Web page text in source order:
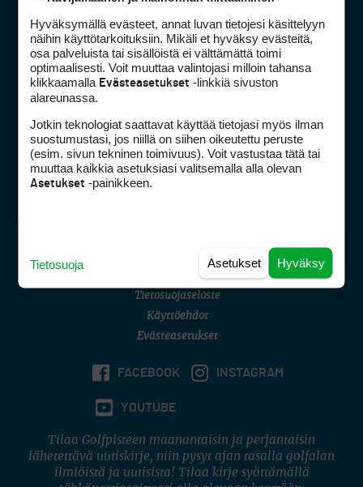
Golfpiste mediakortti
Golfpisteen yhteystiedot
DSA avoimuusraportti
Asiakaspalvelu
(digi) digi@otavamedia.fi
Tietosuojaseloste
Käyttöehdot
Evästeasetukset
FACEBOOK INSTAGRAM
YOUTUBE
Tilaa Golfpisteen maanantaisin ja perjantaisin
lähetettävä uutiskirje, niin pysyt ajan tasalla golfalan
ilmiöistä ja uutisista! Tilaa kirje syöttämällä
Hyväksymällä evästeet, annat luvan tietojesi käsittelyyn
näihin käyttötarkoituksiin. Mikäli et hyväksy evästeitä,
osa palveluista tai sisällöistä ei välttämättä toimi
optimaalisesti. Voit muuttaa valintojasi milloin tahansa
klikkaamalla Evästeasetukset -linkkiä sivuston
alareunassa.
Jotkin teknologiat saattavat käyttää tietojasi myös ilman
suostumustasi, jos niillä on siihen oikeutettu peruste
(esim. sivun tekninen toimivuus). Voit vastustaa tätä tai
muuttaa kaikkia asetuksiasi valitsemalla alla olevan
Asetukset -painikkeen.
Hyväksy
Asetukset
Tietosuoja